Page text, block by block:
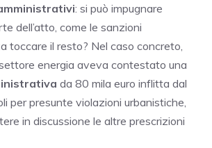
: si può impugnare
dell’atto, come le sanzioni
toccare il resto? Nel caso concreto,
energia aveva contestato una
da 80 mila euro inflitta dal
per presunte violazioni urbanistiche,
in discussione le altre prescrizioni